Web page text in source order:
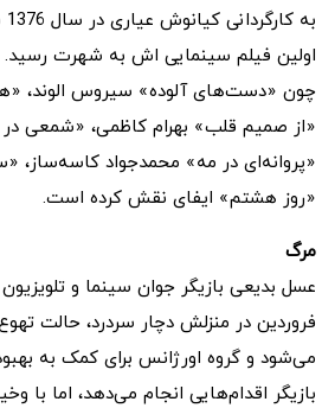
اولین فیلم سینمایی اش به شهرت
چون «دست‌های آلوده» سیروس الوند،
«از صمیم قلب» بهرام کاظمی، «شمعی در
«پروانه‌ای در مه» محمدجواد کاسه‌ساز،
«روز هشتم» ایفای نقش کرده است.
مرگ
عسل بدیعی بازیگر جوان سینما و
فروردین در منزلش دچار سردرد، حالت
می‌شود و گروه اورژانس برای کمک به
بازیگر اقدام‌هایی انجام می‌دهد، اما با